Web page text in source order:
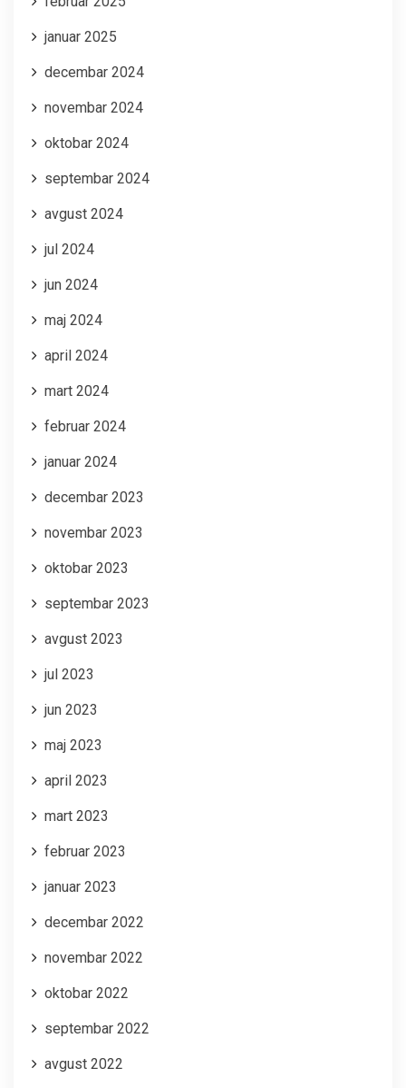
januar 2025
decembar 2024
novembar 2024
oktobar 2024
septembar 2024
avgust 2024
jul 2024
jun 2024
maj 2024
april 2024
mart 2024
februar 2024
januar 2024
decembar 2023
novembar 2023
oktobar 2023
septembar 2023
avgust 2023
jul 2023
jun 2023
maj 2023
april 2023
mart 2023
februar 2023
januar 2023
decembar 2022
novembar 2022
oktobar 2022
septembar 2022
avgust 2022